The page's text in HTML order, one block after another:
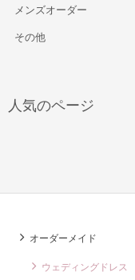
メンズオーダー
その他
人気のページ
オーダーメイド
ウェディングドレス